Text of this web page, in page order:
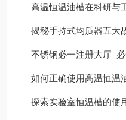
高温恒温油槽在科研与
揭秘手持式均质器五大
不锈钢必一注册大厅_
如何正确使用高温恒温
探索实验室恒温槽的使